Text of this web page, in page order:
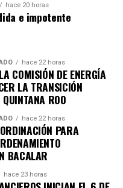
violenta tras
en enfrentamientos
seguridad luego de la
Wine, trasladado en
Organizaciones
por el clima
Yoon
hace 20 horas
e impotente
hace 22 horas
COMISIÓN DE ENERGÍA
LA TRANSICIÓN
ROO
hace 22 horas
PARA
BACALAR
hace 23 horas